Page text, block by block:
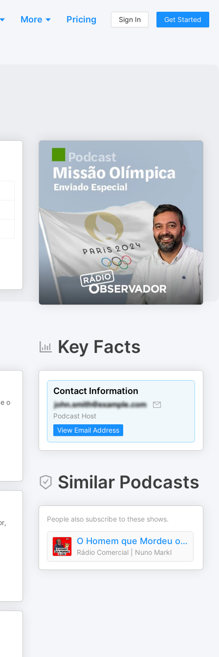
More Pricing Sign In Get Started
o
Key Facts
Contact Information
Podcast Host
View Email Address
Similar Podcasts
People also subscribe to these shows.
O Homem que Mordeu o Cão
Rádio Comercial | Nuno Markl